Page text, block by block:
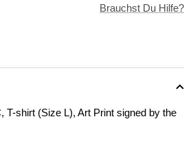
Brauchst Du Hilfe?
T-shirt (Size L), Art Print signed by the